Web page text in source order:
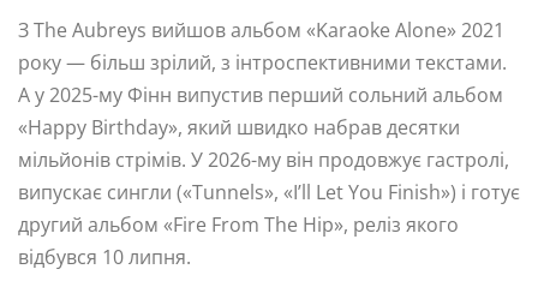
З The Aubreys вийшов альбом «Karaoke Alone» 2021
року — більш зрілий, з інтроспективними текстами.
А у 2025-му Фінн випустив перший сольний альбом
«Happy Birthday», який швидко набрав десятки
мільйонів стрімів. У 2026-му він продовжує гастролі,
випускає сингли («Tunnels», «I’ll Let You Finish») і готує
другий альбом «Fire From The Hip», реліз якого
відбувся 10 липня.